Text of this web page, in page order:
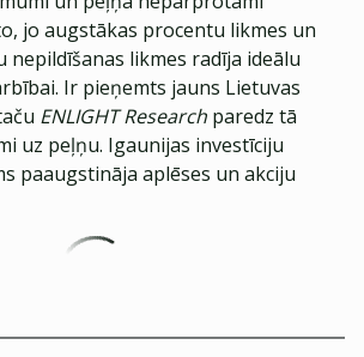
jo augstākas procentu likmes un
nepildīšanas likmes radīja ideālu
Ir pieņemts jauns Lietuvas
ENLIGHT Research paredz tā
uz peļņu. Igaunijas investīciju
paaugstināja aplēses un akciju